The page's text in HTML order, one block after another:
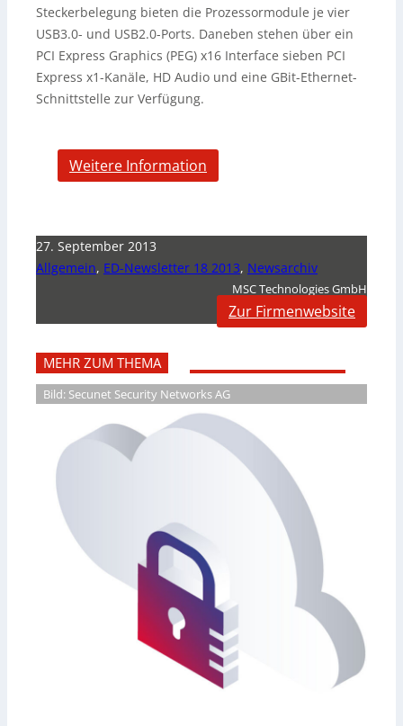
Steckerbelegung bieten die Prozessormodule je vier
USB3.0- und USB2.0-Ports. Daneben stehen über ein
PCI Express Graphics (PEG) x16 Interface sieben PCI
Express x1-Kanäle, HD Audio und eine GBit-Ethernet-
Schnittstelle zur Verfügung.
Weitere Information
27. September 2013
Allgemein, ED-Newsletter 18 2013, Newsarchiv
MSC Technologies GmbH
Zur Firmenwebsite
MEHR ZUM THEMA
Bild: Secunet Security Networks AG